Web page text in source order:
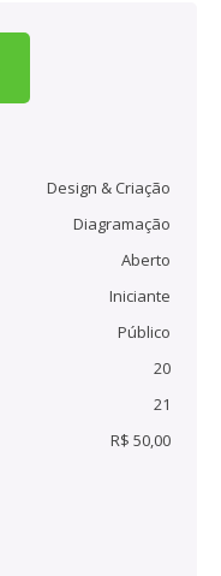
Design & Criação
Diagramação
Aberto
Iniciante
Público
20
21
R$ 50,00